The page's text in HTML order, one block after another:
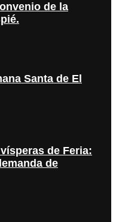
de la
Santa de El
de Feria:
de